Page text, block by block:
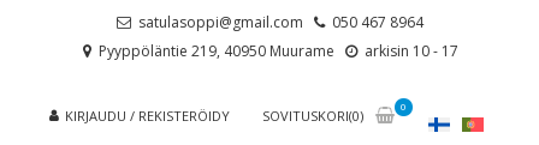
satulasoppi@gmail.com
050 467 8964
Pyyppöläntie 219, 40950 Muurame
arkisin 10 - 17
KIRJAUDU / REKISTERÖIDY SOVITUSKORI(0)
0